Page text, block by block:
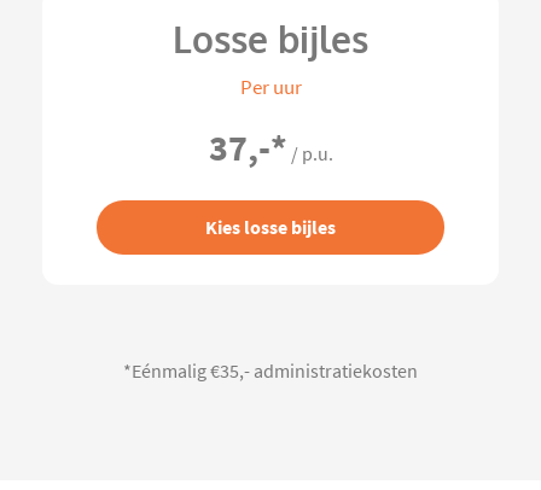
Losse bijles
Per uur
37,-* / p.u.
Kies losse bijles
*Eénmalig €35,- administratiekosten